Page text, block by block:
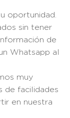
oportunidad.
sin tener
de
Whatsapp al
muy
de facilidades
en nuestra